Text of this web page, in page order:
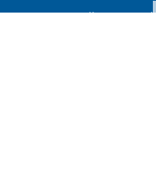
HerstellungVersand